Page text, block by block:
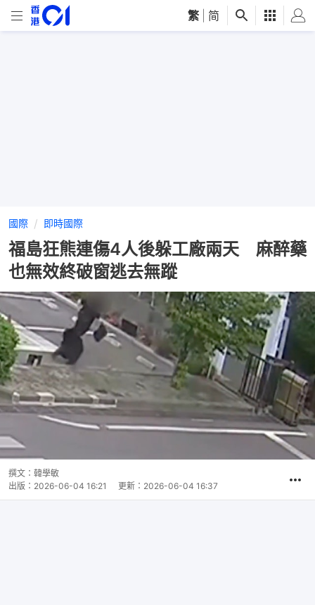
繁 简
國際 即時國際
福島狂熊連傷4人後躲工廠兩天 麻醉藥
也無效終破窗逃去無蹤
撰文： 韓學敏
出版： 2026-06-04 16:21 更新： 2026-06-04 16:37